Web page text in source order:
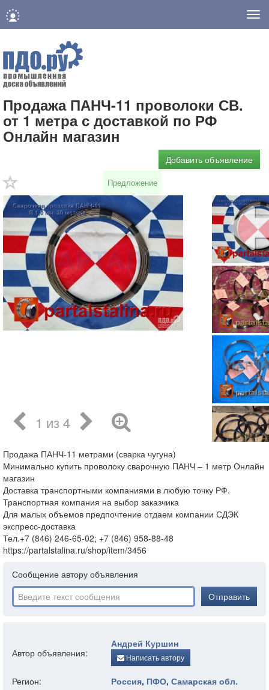
Продажа ПАНЧ-11 проволоки СВ.
от 1 метра с доставкой по РФ
Онлайн магазин
Добавить объявление
Предложение
1 из 4
Продажа ПАНЧ-11 метрами (сварка чугуна)
Минимально купить проволоку сварочную ПАНЧ – 1 метр Онлайн
магазин
Доставка транспортными компаниями в любую точку РФ.
Транспортная компания на выбор заказчика
Для малых объемов предпочтение отдаем компании СДЭК
экспресс-доставка
Тел.+7 (846) 246-65-02; +7 (846) 958-88-48
https://partalstalina.ru/shop/item/3456
Сообщение автору объявления
Отправить
Автор объявления:
Андрей Куршин
Написать автору
Регион: Россия, ПФО, Самарская обл.